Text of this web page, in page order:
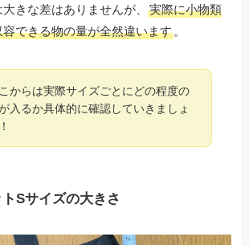
きな差はありませんが、実際に小物類
できる物の量が全然違います 。
からは実際サイズごとにどの程度の
入るか具体的に確認していきましょ
Sサイズの大きさ